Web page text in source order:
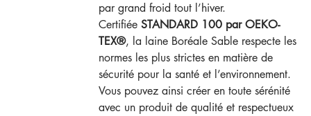
par grand froid tout l’hiver.
Certifiée STANDARD 100 par OEKO-
TEX®, la laine Boréale Sable respecte les
normes les plus strictes en matière de
sécurité pour la santé et l’environnement.
Vous pouvez ainsi créer en toute sérénité
avec un produit de qualité et respectueux